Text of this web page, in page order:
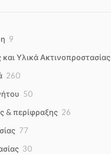
9
Υλικά Ακτινοπροστασίας
260260
5050
& περίφραξης 26
7777
3030